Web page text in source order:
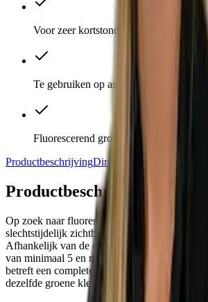
Voor zeer kortstondig gebruik
Te gebruiken op asfalt, beton, steen,
Fluorescerend groene kleur
ProductbeschrijvingDirect meebestellen
Productbeschrijving
Op zoek naar fluorescerend groene
slechtstijdelijk zichtbaar is? Dan is deze
Afhankelijk van de omstandigheden is deze
van minimaal 5 en maximaal15
betreft een complete doos met maar liefst 12
dezelfde groene kleur krijtverf, dus ideaal